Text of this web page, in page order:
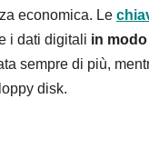
economica. Le
i dati digitali in
sempre di più,
disk.